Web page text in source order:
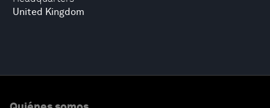
United Kingdom